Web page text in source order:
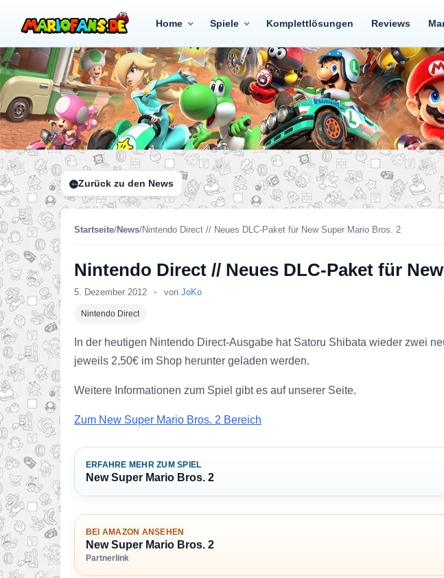
Home Spiele Komplettlösungen Reviews
Zurück zu den News
Startseite/News/Nintendo Direct // Neues DLC-Paket für New Super Mario Bros. 2
Nintendo Direct // Neues DLC-Paket für
5. Dezember 2012 • von JoKo
Nintendo Direct
In der heutigen Nintendo Direct-Ausgabe hat Satoru Shibata wieder zwei
jeweils 2,50€ im Shop herunter geladen werden.
Weitere Informationen zum Spiel gibt es auf unserer Seite.
Zum New Super Mario Bros. 2 Bereich
ERFAHRE MEHR ZUM SPIEL
New Super Mario Bros. 2
BEI AMAZON ANSEHEN
New Super Mario Bros. 2
Partnerlink